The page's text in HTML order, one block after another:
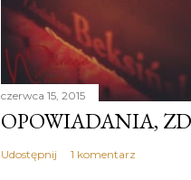
czerwca 15, 2015
OPOWIADANIA,
Udostępnij 1 komentarz